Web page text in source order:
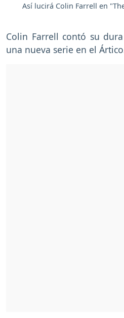
Así lucirá Colin Farrell en
Colin Farrell contó su
una nueva serie en el